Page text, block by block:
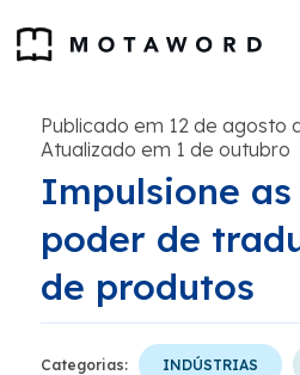
Publicado em 12 de agosto
Atualizado em 1 de outubro
Impulsione
poder de
de produtos
Categorias: INDÚSTRIAS